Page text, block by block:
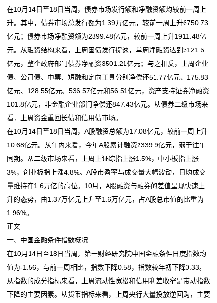
在10月14日至18日当周，债券市场发行额和净融资额均较前一周上
升。其中，债券市场总发行额为1.39万亿元，较前一周上升6750.73
亿元；债券市场净融资额为2899.48亿元，较前一周上升1911.48亿
元。从融资结构来看，上周国债发行提速，单周净融资达到3121.6
亿元，整个政府部门债券净融资3501.21亿元；与之相反，上周企业
债、公司债、中票、短融和定向工具分别净偿还51.77亿元、175.83
亿元、128.55亿元、536.57亿元和56.51亿元，资产支持证券净融资
101.8亿元，非金融企业部门净偿还847.43亿元。从债券二级市场来
看，上周资金重回长债和信用债市场。
在10月14日至18日当周，A股融资总额为17.08亿元，较前一周上升
10.68亿元。从年内来看，今年A股累计融资2339.9亿元，弱于往年
同期。从二级市场来看，上周上证综指上涨1.5%，中小板指上涨
3%，创业板指上涨4.8%。A股市盈率与成交量大幅波动，日均成交
量维持在1.6万亿的高位。10月，A股融资与融券的差值呈现快速上
升的态势，由1.37万亿元上升至1.6万亿元，占A股总市值的比重为
1.96%。
正文
一、中国金融条件指数概况
在10月14日至18日当周，第一财经研究院中国金融条件日度指数均
值为-1.56，与前一周相比，指数下降0.58，指数较年初下降0.33。
从指数的成分指标来看，上周流动性宽松和信用利差收窄是带动指数
下降的主要因素。从货币指标来看，上周央行大量投放逆回购，主要